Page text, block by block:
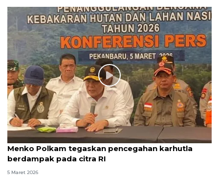
Menko Polkam tegaskan pencegahan karhutla
berdampak pada citra RI
5 Maret 2026